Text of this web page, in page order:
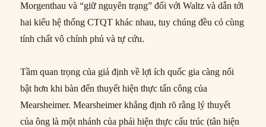
Morgenthau và “giữ nguyên trạng” đối với Waltz và dẫn tới
hai kiểu hệ thống CTQT khác nhau, tuy chúng đều có cùng
tính chất vô chính phủ và tự cứu.
Tầm quan trọng của giả định về lợi ích quốc gia càng nổi
bật hơn khi bàn đến thuyết hiện thực tấn công của
Mearsheimer. Mearsheimer khẳng định rõ rằng lý thuyết
của ông là một nhánh của phái hiện thực cấu trúc (tân hiện